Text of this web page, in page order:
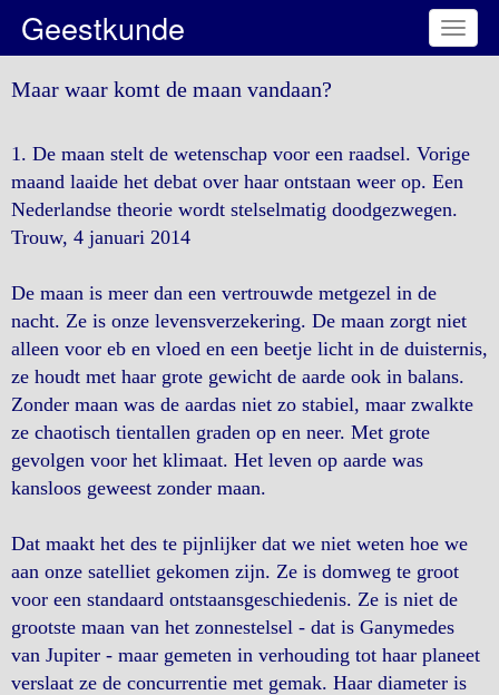
Toggle
Geestkunde
Maar waar komt de maan vandaan?
1. De maan stelt de wetenschap voor een raadsel. Vorige
maand laaide het debat over haar ontstaan weer op. Een
Nederlandse theorie wordt stelselmatig doodgezwegen.
Trouw, 4 januari 2014
De maan is meer dan een vertrouwde metgezel in de
nacht. Ze is onze levensverzekering. De maan zorgt niet
alleen voor eb en vloed en een beetje licht in de duisternis,
ze houdt met haar grote gewicht de aarde ook in balans.
Zonder maan was de aardas niet zo stabiel, maar zwalkte
ze chaotisch tientallen graden op en neer. Met grote
gevolgen voor het klimaat. Het leven op aarde was
kansloos geweest zonder maan.
Dat maakt het des te pijnlijker dat we niet weten hoe we
aan onze satelliet gekomen zijn. Ze is domweg te groot
voor een standaard ontstaansgeschiedenis. Ze is niet de
grootste maan van het zonnestelsel - dat is Ganymedes
van Jupiter - maar gemeten in verhouding tot haar planeet
verslaat ze de concurrentie met gemak. Haar diameter is